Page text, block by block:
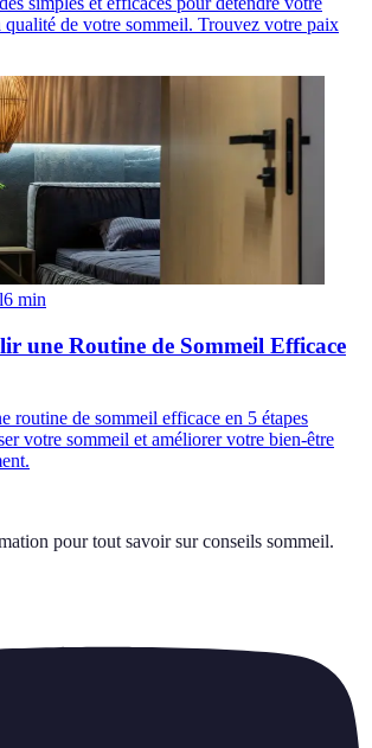
qualité de votre sommeil. Trouvez votre paix
6 min
une Routine de Sommeil Efficace
routine de sommeil efficace en 5 étapes
votre sommeil et améliorer votre bien-être
pour tout savoir sur conseils sommeil.